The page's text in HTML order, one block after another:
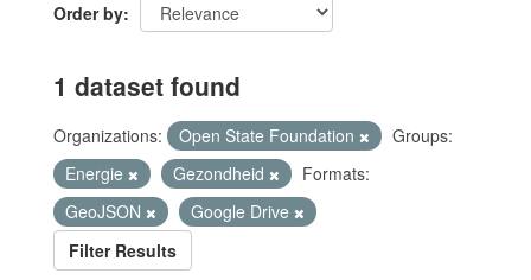
Order by
1 dataset found
Organizations: Open State Foundation
Groups:
Energie
Gezondheid
Formats:
GeoJSON
Google Drive
Filter Results